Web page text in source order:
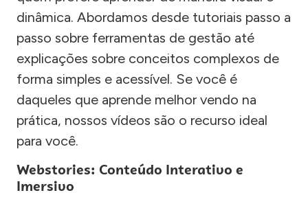
dinâmica. Abordamos desde tutoriais passo a
passo sobre ferramentas de gestão até
explicações sobre conceitos complexos de
forma simples e acessível. Se você é
daqueles que aprende melhor vendo na
prática, nossos vídeos são o recurso ideal
para você.
Webstories: Conteúdo Interativo e
Imersivo